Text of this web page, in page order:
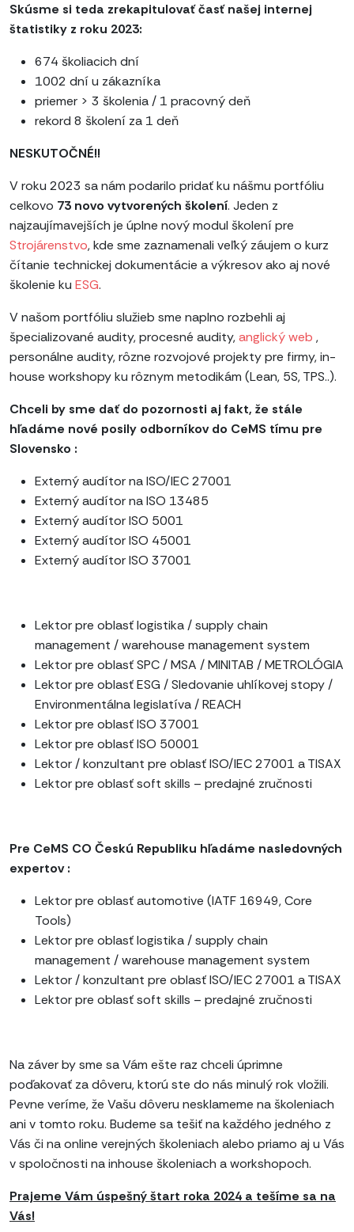
Skúsme si teda zrekapitulovať časť našej internej
štatistiky z roku 2023:
674 školiacich dní
1002 dní u zákazníka
priemer > 3 školenia / 1 pracovný deň
rekord 8 školení za 1 deň
NESKUTOČNÉ!!
V roku 2023 sa nám podarilo pridať ku nášmu portfóliu
celkovo 73 novo vytvorených školení. Jeden z
najzaujímavejších je úplne nový modul školení pre
Strojárenstvo, kde sme zaznamenali veľký záujem o kurz
čítanie technickej dokumentácie a výkresov ako aj nové
školenie ku ESG.
V našom portfóliu služieb sme naplno rozbehli aj
špecializované audity, procesné audity,anglický web ,
personálne audity, rôzne rozvojové projekty pre firmy, in-
house workshopy ku rôznym metodikám (Lean, 5S, TPS..).
Chceli by sme dať do pozornosti aj fakt, že stále
hľadáme nové posily odborníkov do CeMS tímu pre
Slovensko :
Externý audítor na ISO/IEC 27001
Externý audítor na ISO 13485
Externý audítor ISO 5001
Externý audítor ISO 45001
Externý audítor ISO 37001
Lektor pre oblasť logistika / supply chain
management / warehouse management system
Lektor pre oblasť SPC / MSA / MINITAB / METROLÓGIA
Lektor pre oblasť ESG / Sledovanie uhlíkovej stopy /
Environmentálna legislatíva / REACH
Lektor pre oblasť ISO 37001
Lektor pre oblasť ISO 50001
Lektor / konzultant pre oblasť ISO/IEC 27001 a TISAX
Lektor pre oblasť soft skills – predajné zručnosti
Pre CeMS CO Českú Republiku hľadáme nasledovných
expertov :
Lektor pre oblasť automotive (IATF 16949, Core
Tools)
Lektor pre oblasť logistika / supply chain
management / warehouse management system
Lektor / konzultant pre oblasť ISO/IEC 27001 a TISAX
Lektor pre oblasť soft skills – predajné zručnosti
Na záver by sme sa Vám ešte raz chceli úprimne
poďakovať za dôveru, ktorú ste do nás minulý rok vložili.
Pevne veríme, že Vašu dôveru nesklameme na školeniach
ani v tomto roku. Budeme sa tešiť na každého jedného z
Vás či na online verejných školeniach alebo priamo aj u Vás
v spoločnosti na inhouse školeniach a workshopoch.
Prajeme Vám úspešný štart roka 2024 a tešíme sa na
Vás!